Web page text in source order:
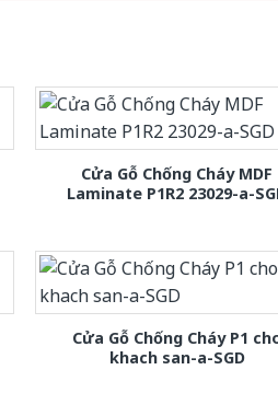
Cửa Gỗ Chống Cháy MDF
Laminate P1R2 23029-a-
Cửa Gỗ Chống Cháy P1
khach san-a-SGD